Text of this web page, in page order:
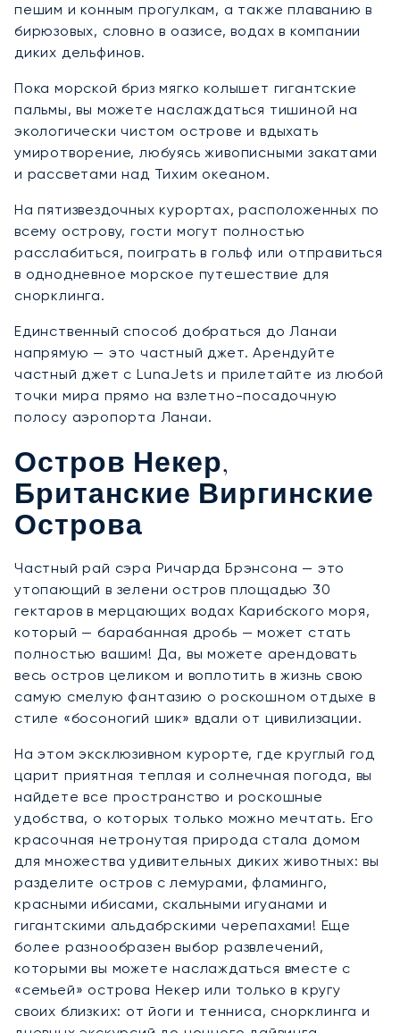
пешим и конным прогулкам, а также плаванию в
бирюзовых, словно в оазисе, водах в компании
диких дельфинов.
Пока морской бриз мягко колышет гигантские
пальмы, вы можете наслаждаться тишиной на
экологически чистом острове и вдыхать
умиротворение, любуясь живописными закатами
и рассветами над Тихим океаном.
На пятизвездочных курортах, расположенных по
всему острову, гости могут полностью
расслабиться, поиграть в гольф или отправиться
в однодневное морское путешествие для
снорклинга.
Единственный способ добраться до Ланаи
напрямую — это частный джет. Арендуйте
частный джет с LunaJets и прилетайте из любой
точки мира прямо на взлетно-посадочную
полосу аэропорта Ланаи.
Остров Некер,
Британские Виргинские
Острова
Частный рай сэра Ричарда Брэнсона — это
утопающий в зелени остров площадью 30
гектаров в мерцающих водах Карибского моря,
который — барабанная дробь — может стать
полностью вашим! Да, вы можете арендовать
весь остров целиком и воплотить в жизнь свою
самую смелую фантазию о роскошном отдыхе в
стиле «босоногий шик» вдали от цивилизации.
На этом эксклюзивном курорте, где круглый год
царит приятная теплая и солнечная погода, вы
найдете все пространство и роскошные
удобства, о которых только можно мечтать. Его
красочная нетронутая природа стала домом
для множества удивительных диких животных: вы
разделите остров с лемурами, фламинго,
красными ибисами, скальными игуанами и
гигантскими альдабрскими черепахами! Еще
более разнообразен выбор развлечений,
которыми вы можете наслаждаться вместе с
«семьей» острова Некер или только в кругу
своих близких: от йоги и тенниса, снорклинга и